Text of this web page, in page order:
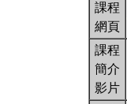
課程
網頁
課程
簡介
影片